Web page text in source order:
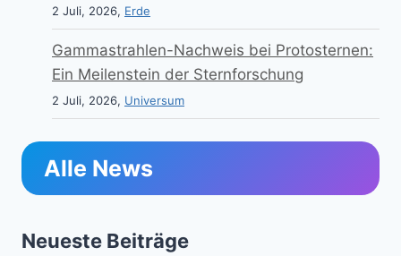
2 Juli, 2026, Erde
Gammastrahlen-Nachweis bei Protosternen:
Ein Meilenstein der Sternforschung
2 Juli, 2026, Universum
Alle News
Neueste Beiträge